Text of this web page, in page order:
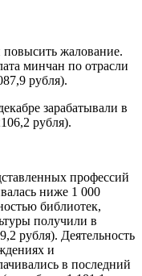
повысить жалование.
минчан по отрасли
рубля).
зарабатывали в
рубля).
профессий
ниже 1 000
библиотек,
получили в
рубля). Деятельность
и
в последний